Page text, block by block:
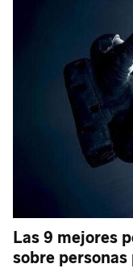
Las 9 mejores
sobre